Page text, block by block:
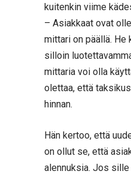
kuitenkin viime
– Asiakkaat ovat
mittari on päällä. He
silloin
mittaria voi olla
olettaa, että
hinnan.
Hän kertoo, että
on ollut se, että
alennuksia. Jos